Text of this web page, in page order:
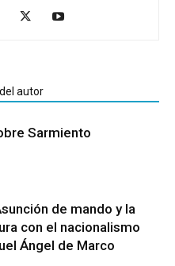
autor
Sarmiento
de mando y la
con el nacionalismo
Ángel de Marco